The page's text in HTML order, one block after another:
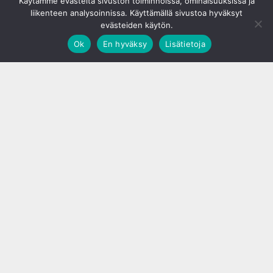
liikenteen analysoinnissa. Käyttämällä sivustoa hyväksyt
evästeiden käytön.
Ok
En hyväksy Lisätietoja